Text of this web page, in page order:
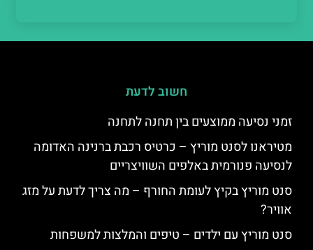
חשוב לדעת
זמני נסיעה ממוצעים בין תחנה לתחנה
מטיראנו לסנט מוריץ – כרטיס רכבת ברנינה האדומה
לנסיעה פנורמית באלפים השוויצריים
סנט מוריץ בקיץ לעומת החורף – מה צריך לדעת על מזג
אוויר?
סנט מוריץ עם ילדים – טיפים והמלצות למשפחות